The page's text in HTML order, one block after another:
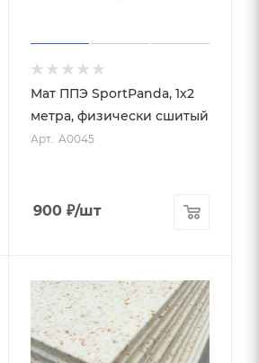
Мат ППЭ SportPanda, 1х2
метра, физически сшитый
Арт.: A0045
900₽/шт